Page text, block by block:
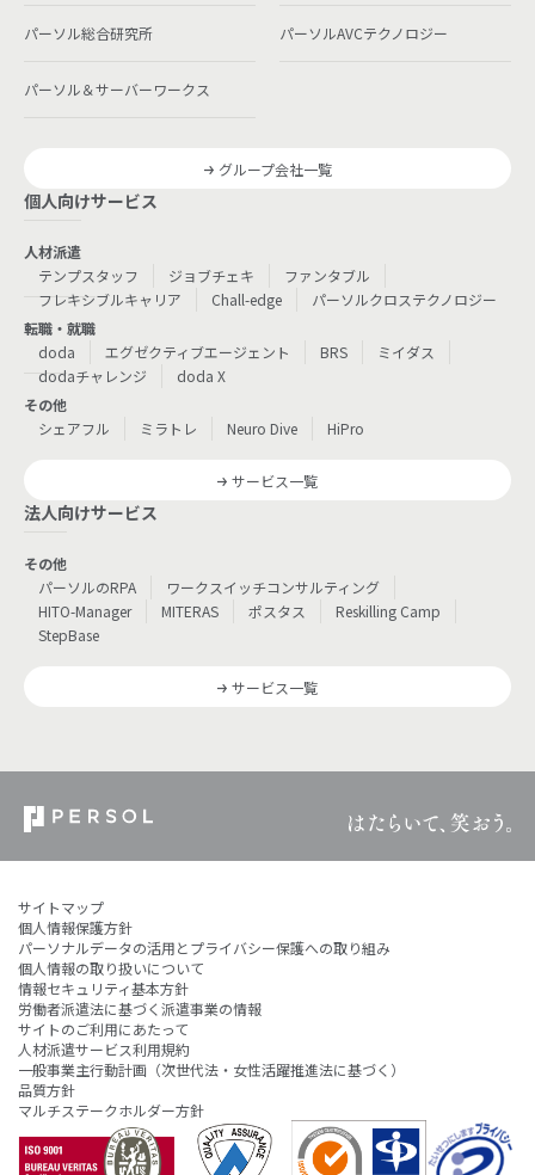
パーソル総合研究所 パーソルAVCテクノロジー
パーソル＆サーバーワークス
グループ会社一覧
個人向けサービス
人材派遣
テンプスタッフ
ジョブチェキ
ファンタブル
フレキシブルキャリア
Chall-edge
パーソルクロステクノロジー
転職・就職
doda
エグゼクティブエージェント BRS
ミイダス
dodaチャレンジ
doda X
その他
シェアフル
ミラトレ Neuro Dive HiPro
サービス一覧
法人向けサービス
その他
パーソルのRPA
ワークスイッチコンサルティング
HITO-Manager
MITERAS ポスタス
Reskilling Camp
StepBase
サービス一覧
サイトマップ
個人情報保護方針
パーソナルデータの活用とプライバシー保護への取り組み
個人情報の取り扱いについて
情報セキュリティ基本方針
労働者派遣法に基づく派遣事業の情報
サイトのご利用にあたって
人材派遣サービス利用規約
一般事業主行動計画（次世代法・女性活躍推進法に基づく）
品質方針
マルチステークホルダー方針